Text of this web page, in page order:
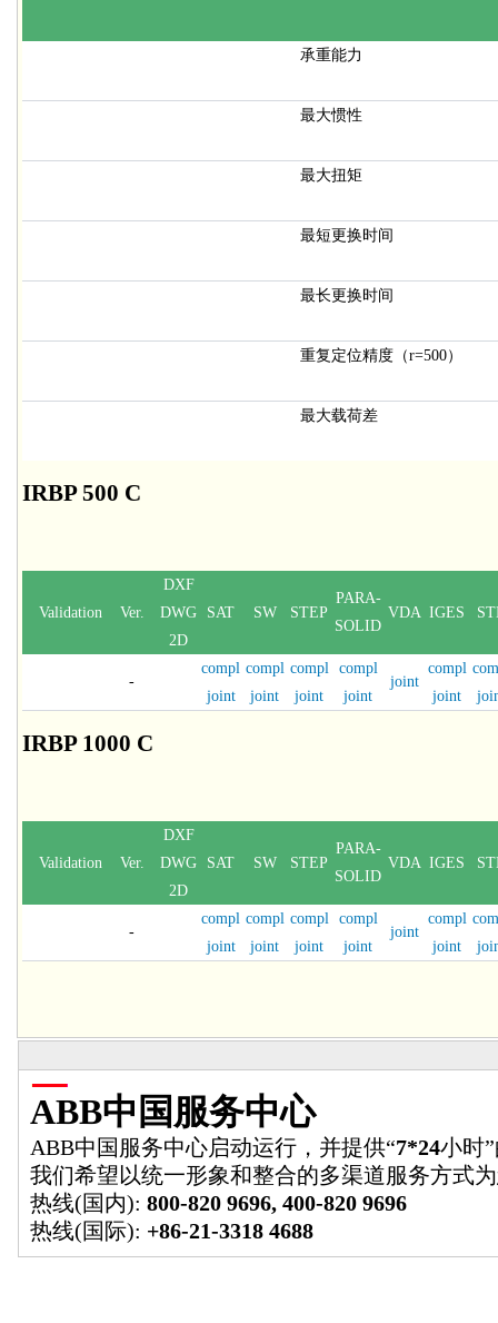
承重能力
最大惯性
最大扭矩
最短更换时间
最长更换时间
重复定位精度（r=500）
最大载荷差
IRBP 500 C
Validation Ver.
DXF
DWG
2D
SAT SW STEP
PARA-
SOLID
VDA IGES
-
compl
joint
compl
joint
compl
joint
compl
joint
joint
compl
joint
IRBP 1000 C
Validation Ver.
DXF
DWG
2D
SAT SW STEP
PARA-
SOLID
VDA IGES
-
compl
joint
compl
joint
compl
joint
compl
joint
joint
compl
joint
ABB中国服务中心
ABB中国服务中心启动运行，并提供“7*24小时
我们希望以统一形象和整合的多渠道服务方式
热线(国内): 800-820 9696, 400-820 9696
热线(国际): +86-21-3318 4688